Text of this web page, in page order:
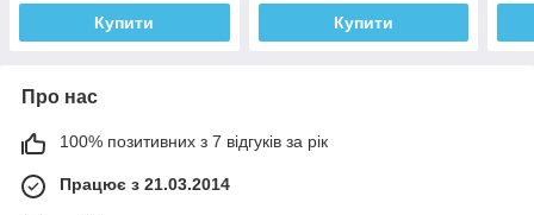
Купити Купити
Про нас
100% позитивних з 7 відгуків за рік
Працює з 21.03.2014